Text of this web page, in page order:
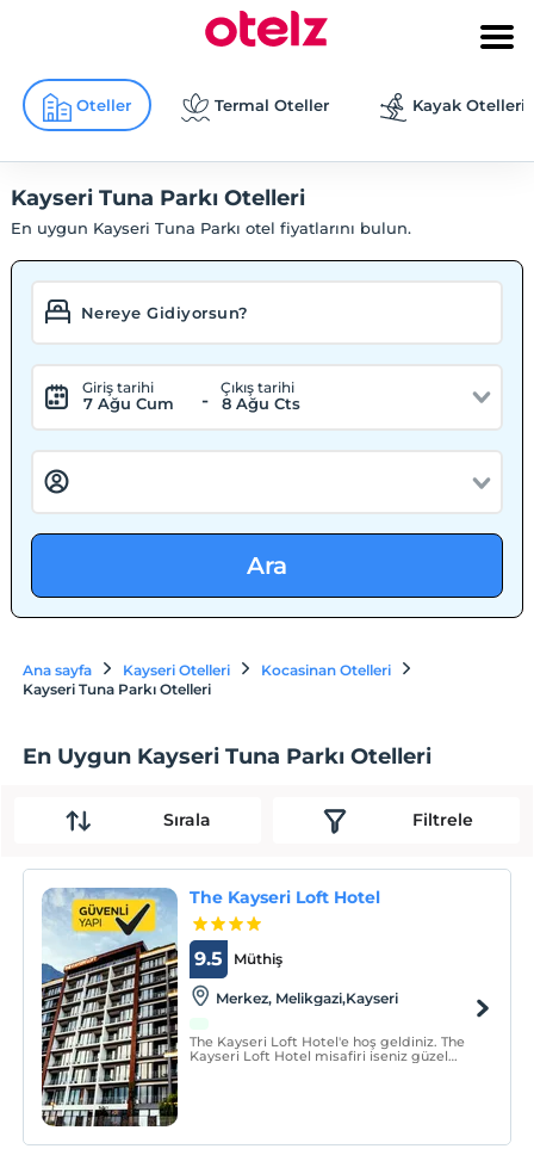
Oteller Termal Oteller Kayak Otelleri
Kayseri Tuna Parkı Otelleri
En uygun Kayseri Tuna Parkı otel fiyatlarını bulun.
Giriş tarihi
7 Ağu Cum -
Çıkış tarihi
8 Ağu Cts
Ara
Ana sayfa Kayseri Otelleri
Kocasinan Otelleri
Kayseri Tuna Parkı Otelleri
En Uygun Kayseri Tuna Parkı Otelleri
Sırala Filtrele
The Kayseri Loft Hotel
Müthiş
9.5
Merkez, Melikgazi,Kayseri
The Kayseri Loft Hotel'e hoş geldiniz. The
Kayseri Loft Hotel misafiri iseniz güzel